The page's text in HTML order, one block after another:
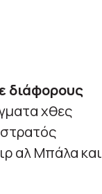
διάφορους
χθες
αλ Μπάλα και